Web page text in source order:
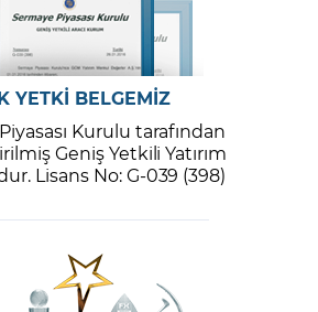
YETKİ BELGEMİZ
Kurulu tarafından
Geniş Yetkili Yatırım
Lisans No: G-039 (398)